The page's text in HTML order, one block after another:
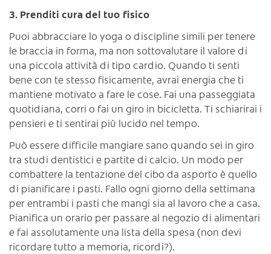
3. Prenditi cura del tuo fisico
Puoi abbracciare lo yoga o discipline simili per tenere
le braccia in forma, ma non sottovalutare il valore di
una piccola attività di tipo cardio. Quando ti senti
bene con te stesso fisicamente, avrai energia che ti
mantiene motivato a fare le cose. Fai una passeggiata
quotidiana, corri o fai un giro in bicicletta. Ti schiarirai i
pensieri e ti sentirai più lucido nel tempo.
Può essere difficile mangiare sano quando sei in giro
tra studi dentistici e partite di calcio. Un modo per
combattere la tentazione del cibo da asporto è quello
di pianificare i pasti. Fallo ogni giorno della settimana
per entrambi i pasti che mangi sia al lavoro che a casa.
Pianifica un orario per passare al negozio di alimentari
e fai assolutamente una lista della spesa (non devi
ricordare tutto a memoria, ricordi?).